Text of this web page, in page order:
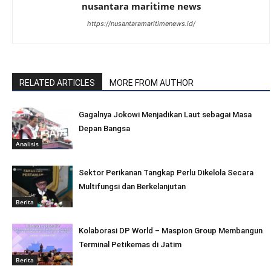
nusantara maritime news
https://nusantaramaritimenews.id/
RELATED ARTICLES MORE FROM AUTHOR
Analisis
Gagalnya Jokowi Menjadikan Laut sebagai Masa
Depan Bangsa
Berita
Sektor Perikanan Tangkap Perlu Dikelola Secara
Multifungsi dan Berkelanjutan
Berita
Kolaborasi DP World – Maspion Group Membangun
Terminal Petikemas di Jatim